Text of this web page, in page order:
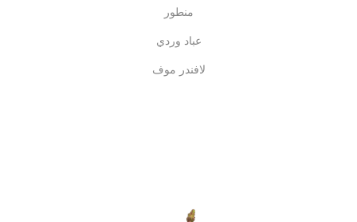
منطور
عباد وردي
لافندر موف